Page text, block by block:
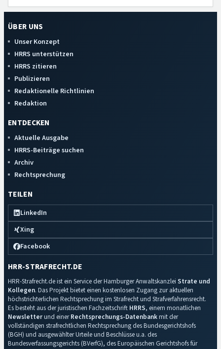
ÜBER UNS
Unser Konzept
HRRS unterstützen
HRRS zitieren
Publizieren
Redaktionelle Richtlinien
Redaktion
ENTDECKEN
Aktuelle Ausgabe
HRRS-Beiträge suchen
Archiv
Rechtsprechung
TEILEN
LinkedIn
Xing
Facebook
HRR-STRAFRECHT.DE
HRR-Strafrecht.de ist ein Service der Hamburger Anwaltskanzlei Strate und
Kollegen. Das Projekt bietet einen kostenlosen Zugang zur aktuellen
höchstrichterlichen Rechtsprechung im Strafrecht und Strafverfahrensrecht.
Es besteht aus der juristischen Fachzeitschrift HRRS, einem monatlichen
Newsletterund einerRechtsprechungs-Datenbankmit der
vollständigen strafrechtlichen Rechtsprechung des Bundesgerichtshofs
(BGH) und ausgewählter Urteile und Beschlüsse u.a. des
Bundesverfassungsgerichts (BVerfG), des Europäischen Gerichtshofs für